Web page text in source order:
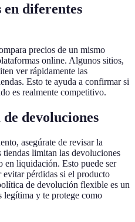
diferentes
precios de un mismo
online. Algunos sitios,
ver rápidamente las
Esto te ayuda a confirmar si
es realmente competitivo.
devoluciones
asegúrate de revisar la
limitan las devoluciones
en liquidación. Esto puede ser
evitar pérdidas si el producto
de devolución flexible es un
legítima y te protege como